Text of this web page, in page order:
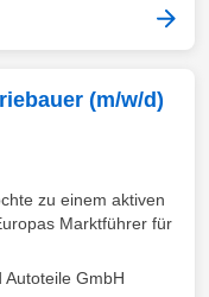
(m/w/d)
zu einem aktiven
Marktführer für
GmbH